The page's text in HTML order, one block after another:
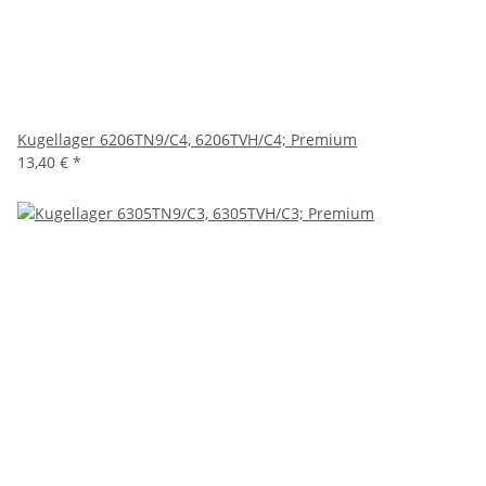
Kugellager 6206TN9/C4, 6206TVH/C4; Premium
13,40 € *